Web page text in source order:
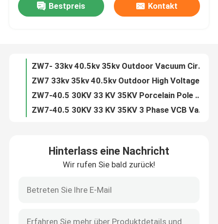
Über uns
Qualitätskontrolle
Treten Sie mit uns in Verbindung
Luft-Lasttrennschalter
Lasttrennschalter SF6
Netzverteilungs-Schaltanlage
Bestpreis Kontakt
ZN63 VS1 -12 3 Phase Indoor 11kv 24kv VCB Circuit Breaker
ZW7- 33kv 40.5kv 35kv Outdoor Vacuum Circuit Breaker VCB
ZW7-40.5 30KV 33 KV 35KV Porcelain Pole VCB Vacuum Circuit Breaker
ZW7-40.5 30KV 33 KV 35KV 3 Phase VCB Vacuum Circuit Breaker
Hinterlass eine Nachricht
Wir rufen Sie bald zurück!